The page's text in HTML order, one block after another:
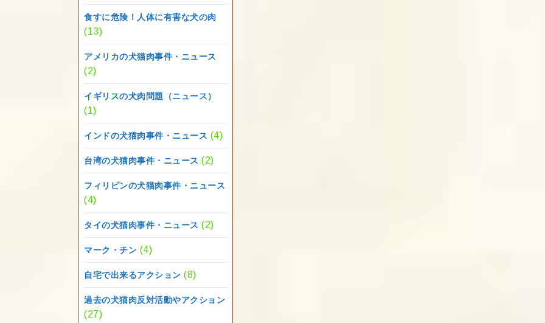
食すに危険！人体に有害な犬の肉
(13)
アメリカの犬猫肉事件・ニュース
(2)
イギリスの犬肉問題（ニュース）
(1)
インドの犬猫肉事件・ニュース (4)
台湾の犬猫肉事件・ニュース (2)
フィリピンの犬猫肉事件・ニュース
(4)
タイの犬猫肉事件・ニュース (2)
マーク・チン (4)
自宅で出来るアクション (8)
過去の犬猫肉反対活動やアクション
(27)